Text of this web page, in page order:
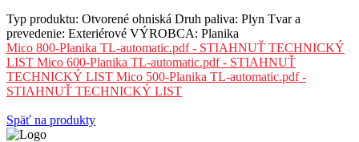
Typ produktu: Otvorené ohniská Druh paliva: Plyn Tvar a
prevedenie: Exteriérové VÝROBCA: Planika
Mico 800-Planika TL-automatic.pdf - STIAHNUŤ TECHNICKÝ
LIST Mico 600-Planika TL-automatic.pdf - STIAHNUŤ
TECHNICKÝ LIST Mico 500-Planika TL-automatic.pdf -
STIAHNUŤ TECHNICKÝ LIST
Späť na produkty